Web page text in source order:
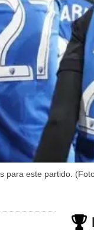
este partido.